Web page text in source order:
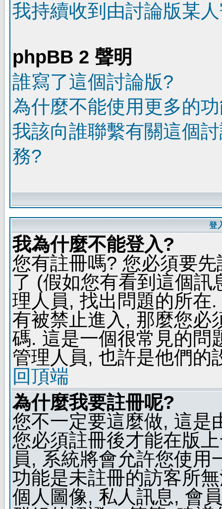
我持續收到由討論版某
phpBB 2 聲明
誰寫了這個討論版?
為什麼不能使用更多的
我該向誰聯繫有關這個
務?
登
我為什麼不能登入?
您有註冊嗎? 您必須要
了 (假如您有看到這個
理人員, 找出問題的所在
有被禁止進入, 那麼您必
碼. 這是一個很常見的問
管理人員, 也許是他們的
回頂端
為什麼我要註冊呢?
您不一定要這麼做, 這是
您必須註冊後才能在版
員, 系統將會允許您使
功能是未註冊的訪客所
個人圖像, 私人訊息, 會